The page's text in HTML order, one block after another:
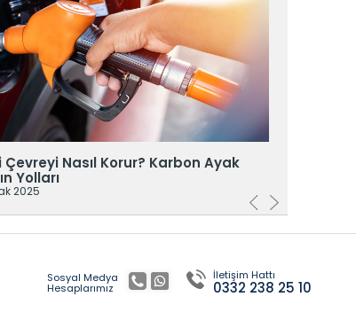
Çevreyi Nasıl Korur? Karbon Ayak
Yolları
2025
Sosyal Medya
Hesaplarımız
İletişim Hattı
0332 238 25 10